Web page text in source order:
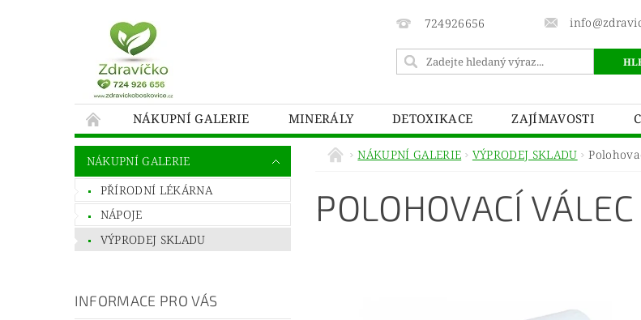
724926656
NÁKUPNÍ GALERIE MINERÁLY DETOXIKACE ZAJÍMAVOSTI
NÁKUPNÍ GALERIE
PŘÍRODNÍ LÉKÁRNA
NÁPOJE
VÝPRODEJ SKLADU
INFORMACE PRO VÁS
NÁKUPNÍ GALERIE VÝPRODEJ SKLADU
POLOHOVACÍ